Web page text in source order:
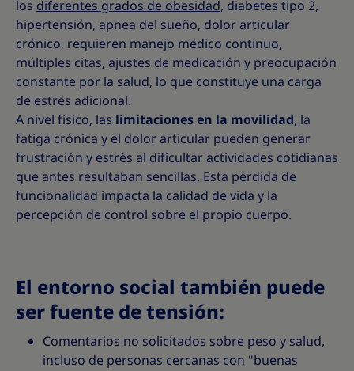
los diferentes grados de obesidad, diabetes tipo 2,
hipertensión, apnea del sueño, dolor articular
crónico, requieren manejo médico continuo,
múltiples citas, ajustes de medicación y preocupación
constante por la salud, lo que constituye una carga
de estrés adicional.
A nivel físico, las limitaciones en la movilidad, la
fatiga crónica y el dolor articular pueden generar
frustración y estrés al dificultar actividades cotidianas
que antes resultaban sencillas. Esta pérdida de
funcionalidad impacta la calidad de vida y la
percepción de control sobre el propio cuerpo.
El entorno social también puede
ser fuente de tensión:
Comentarios no solicitados sobre peso y salud,
incluso de personas cercanas con "buenas